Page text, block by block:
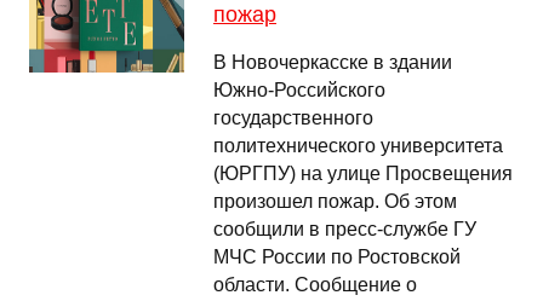
пожар
В Новочеркасске в здании
Южно-Российского
государственного
политехнического университета
(ЮРГПУ) на улице Просвещения
произошел пожар. Об этом
сообщили в пресс-службе ГУ
МЧС России по Ростовской
области. Сообщение о